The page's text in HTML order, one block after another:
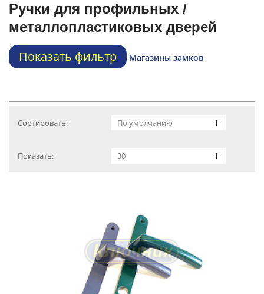
Ручки для профильных /
металлопластиковых дверей
Показать фильтр
Магазины замков
Сортировать:
Показать: